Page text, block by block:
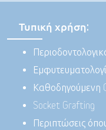
Τυπική χρήση:
Καθοδηγούμενη
Socket Grafting
Περιπτώσεις